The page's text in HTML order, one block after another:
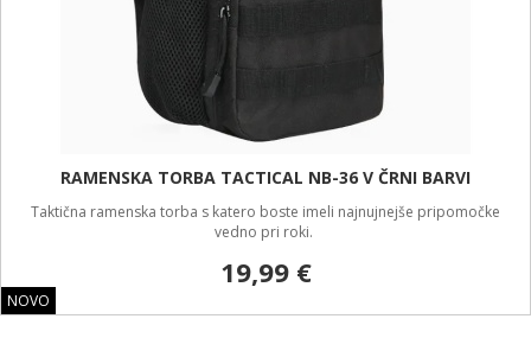
NOVO
RAMENSKA TORBA TACTICAL NB-36 V ČRNI BARVI
Taktična ramenska torba s katero boste imeli najnujnejše pripomočke
vedno pri roki.
19,99 €